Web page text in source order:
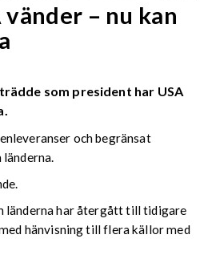
vänder – nu kan
som president har USA
och begränsat
länderna har återgått till tidigare
hänvisning till flera källor med